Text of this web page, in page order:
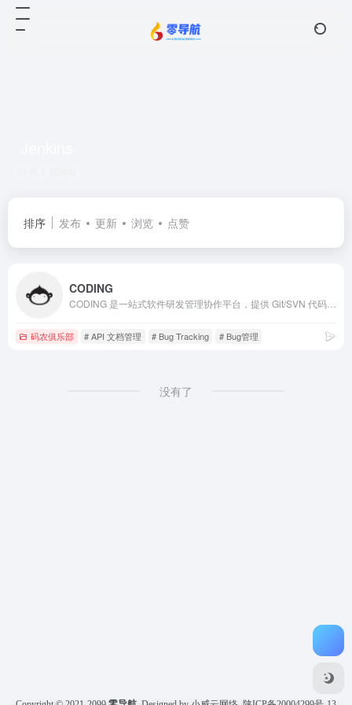
排序 发布 更新 浏览 点赞
CODING
码农俱乐部 # API 文档管理 # Bug Tracking # Bug管理
没有了